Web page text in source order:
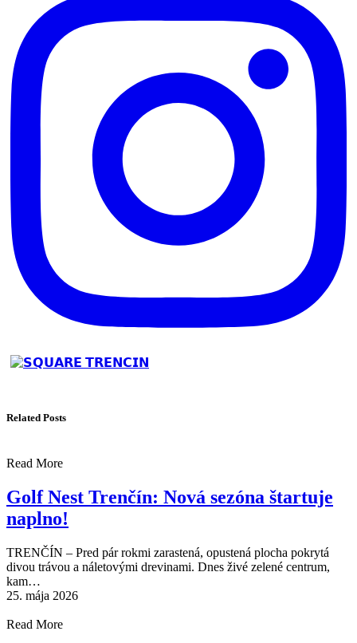
Related Posts
Read More
Golf Nest Trenčín: Nová sezóna štartuje
naplno!
TRENČÍN – Pred pár rokmi zarastená, opustená plocha pokrytá
divou trávou a náletovými drevinami. Dnes živé zelené centrum,
kam…
25. mája 2026
Read More